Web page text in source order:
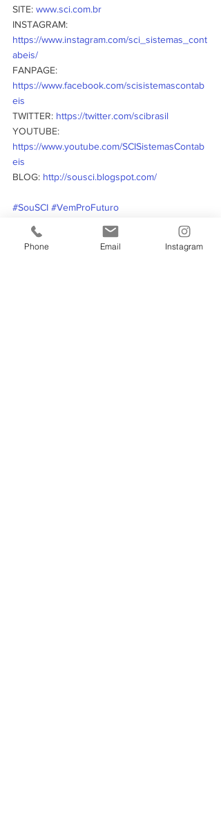
SITE: www.sci.com.br
INSTAGRAM:
https://www.instagram.com/sci_sistemas_cont
abeis/
FANPAGE:
https://www.facebook.com/scisistemascontab
eis
TWITTER: https://twitter.com/scibrasil
YOUTUBE:
https://www.youtube.com/SCISistemasContab
eis
BLOG: http://sousci.blogspot.com/
#SouSCI #VemProFuturo
#SócioPróLaborista
Sócio pró-laborista no eSocial
Phone Email Instagram